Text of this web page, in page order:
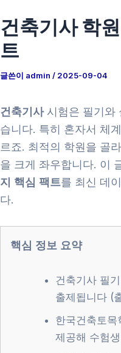
건축기사 학
트
글쓴이 admin / 2025-09-04
건축기사시험은 필기와
습니다. 특히 혼자서 체
르죠. 최적의 학원을 골
을 크게 좌우합니다. 이
지 핵심 팩트를 최신 데
다.
핵심 정보 요약
건축기사 필
출제됩니다 (
한국건축토
제공해 수험